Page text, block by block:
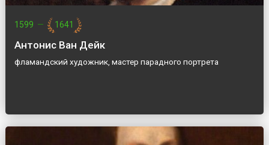
1599 — 1641
Антонис Ван Дейк
фламандский художник, мастер парадного портрета